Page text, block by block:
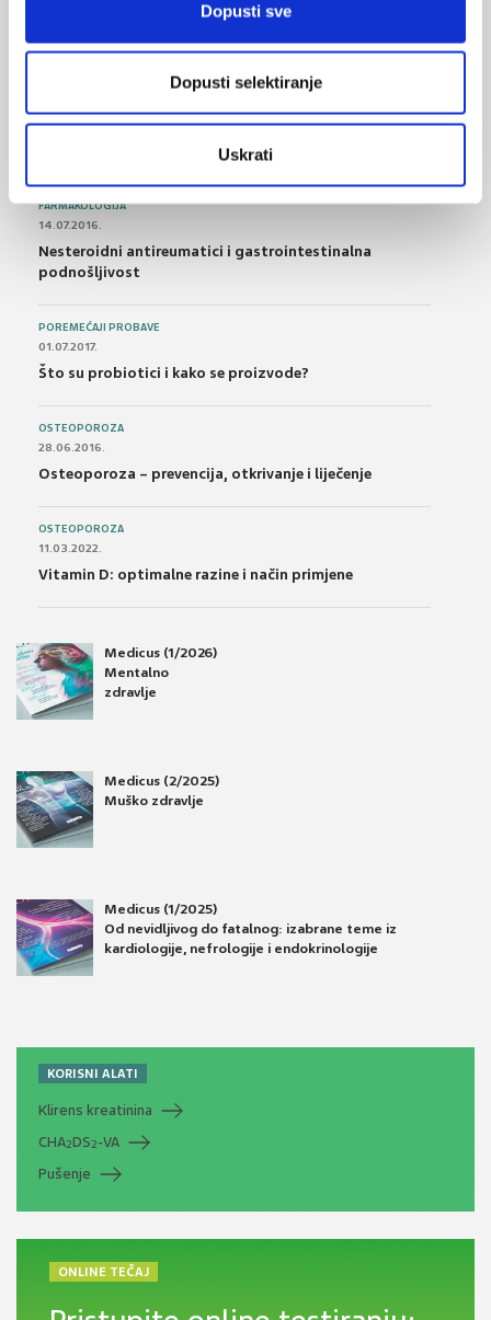
Dopusti sve
Dopusti selektiranje
Uskrati
NAJPOPULARNIJE
21.10.2015.
Bolna leđa - medicinske vježbe (nove smjernice)
FARMAKOLOGIJA
14.07.2016.
Nesteroidni antireumatici i gastrointestinalna
podnošljivost
POREMEĆAJI PROBAVE
01.07.2017.
Što su probiotici i kako se proizvode?
OSTEOPOROZA
28.06.2016.
Osteoporoza – prevencija, otkrivanje i liječenje
OSTEOPOROZA
11.03.2022.
Vitamin D: optimalne razine i način primjene
Medicus (1/2026)
Mentalno
zdravlje
Medicus (2/2025)
Muško zdravlje
Medicus (1/2025)
Od nevidljivog do fatalnog: izabrane teme iz
kardiologije, nefrologije i endokrinologije
KORISNI ALATI
Klirens kreatinina
CHA2DS2-VA
Pušenje
ONLINE TEČAJ